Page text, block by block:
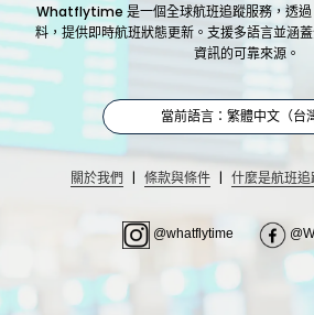
Whatflytime 是一個全球航班追蹤服務，透
料，提供即時航班狀態更新。支援多語言並涵
資訊的可靠來源。
當前語言：繁體中文（台
關於我們 | 條款與條件 | 什麼是航班追
@whatflytime